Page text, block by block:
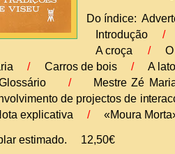
Do índice:
Introdução
/
A croça
/
O
/ Carros de bois /
A
/
Mestre Zé
de projectos de
explicativa /
«Moura
estimado. 12,50€